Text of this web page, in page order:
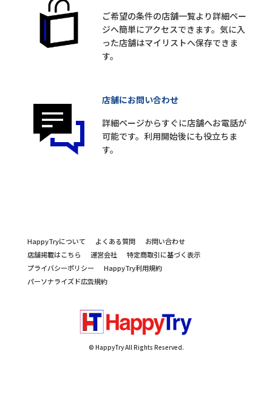
ご希望の条件の店舗一覧より詳細ペー
ジへ簡単にアクセスできます。気に入
った店舗はマイリストへ保存できま
す。
店舗にお問い合わせ
詳細ページからすぐに店舗へお電話が
可能です。利用開始後にも役立ちま
す。
HappyTryについて よくある質問
お問い合わせ
店舗掲載はこちら
運営会社
特定商取引に基づく表示
プライバシーポリシー
HappyTry利用規約
パーソナライズド広告規約
© HappyTry All Rights Reserved.